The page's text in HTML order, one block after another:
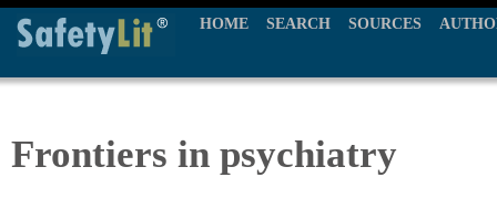
HOME SEARCH SOURCES
Frontiers in psychiatry